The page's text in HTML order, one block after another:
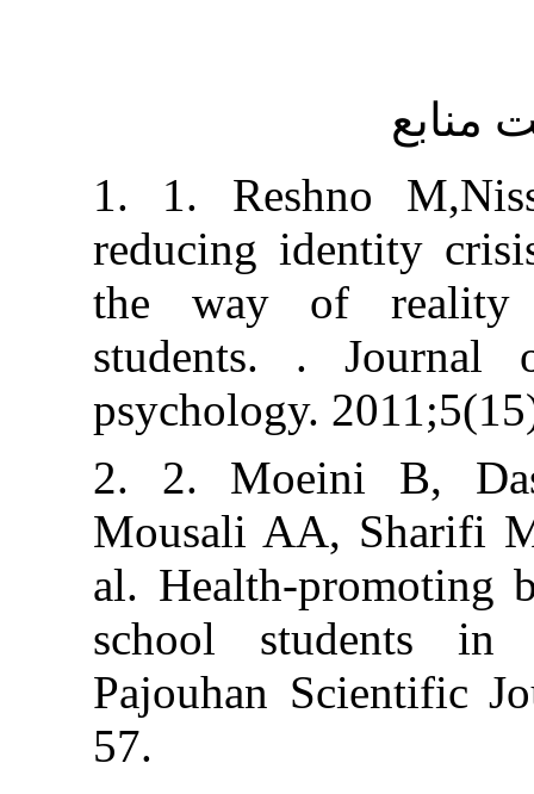
1. 1.
reducing
the way of
students. .
psychology.
2. 2. Moeini
Mousali AA,
al. Health-
school
Pajouhan